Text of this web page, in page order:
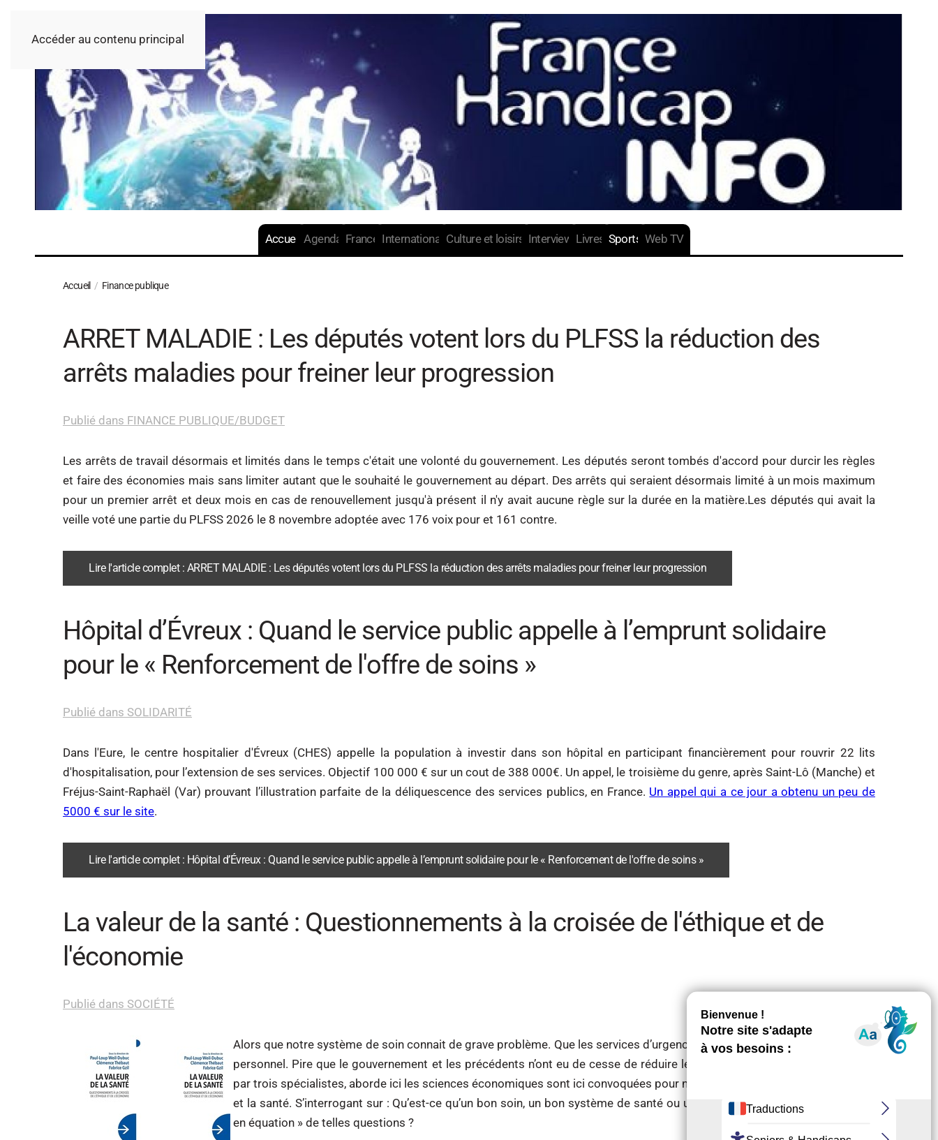
Accéder au contenu principal
Accueil Agenda France International Culture et loisirs Interview Livres Sports Web TV
Accueil Finance publique
ARRET MALADIE : Les députés votent lors du PLFSS la réduction des
arrêts maladies pour freiner leur progression
Publié dans FINANCE PUBLIQUE/BUDGET
Les arrêts de travail désormais et limités dans le temps c'était une volonté du gouvernement. Les députés seront tombés d'accord pour durcir les règles
et faire des économies mais sans limiter autant que le souhaité le gouvernement au départ. Des arrêts qui seraient désormais limité à un mois maximum
pour un premier arrêt et deux mois en cas de renouvellement jusqu'à présent il n'y avait aucune règle sur la durée en la matière.Les députés qui avait la
veille voté une partie du PLFSS 2026 le 8 novembre adoptée avec 176 voix pour et 161 contre.
Lire l'article complet : ARRET MALADIE : Les députés votent lors du PLFSS la réduction des arrêts maladies pour freiner leur progression
Hôpital d’Évreux : Quand le service public appelle à l’emprunt solidaire
pour le « Renforcement de l'offre de soins »
Publié dans SOLIDARITÉ
Dans l'Eure, le centre hospitalier d'Évreux (CHES) appelle la population à investir dans son hôpital en participant financièrement pour rouvrir 22 lits
d'hospitalisation, pour l’extension de ses services. Objectif 100 000 € sur un cout de 388 000€. Un appel, le troisième du genre, après Saint-Lô (Manche) et
Fréjus-Saint-Raphaël (Var) prouvant l’illustration parfaite de la déliquescence des services publics, en France. Un appel qui a ce jour a obtenu un peu de
5000 € sur le site.
Lire l'article complet : Hôpital d’Évreux : Quand le service public appelle à l’emprunt solidaire pour le « Renforcement de l'offre de soins »
La valeur de la santé : Questionnements à la croisée de l'éthique et de
l'économie
Publié dans SOCIÉTÉ
Alors que notre système de soin connait de grave problème. Que les services d’urgences, les Hôpitaux sont en manque de
personnel. Pire que le gouvernement et les précédents n’ont eu de cesse de réduire les lits en psychiatrie. Ce livre publié
par trois spécialistes, aborde ici les sciences économiques sont ici convoquées pour nourrir la réflexion éthique sur le soin
et la santé. S’interrogant sur : Qu’est-ce qu’un bon soin, un bon système de santé ou une société juste ? Peut-on « mettre
en équation » de telles questions ?